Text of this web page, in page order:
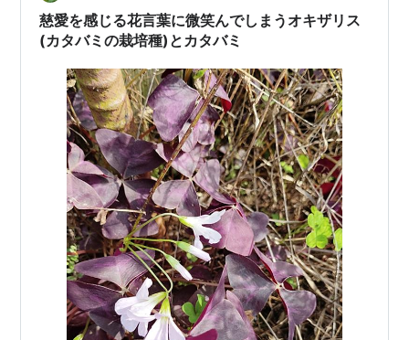
慈愛を感じる花言葉に微笑んでしまうオキザリス
(カタバミの栽培種)とカタバミ